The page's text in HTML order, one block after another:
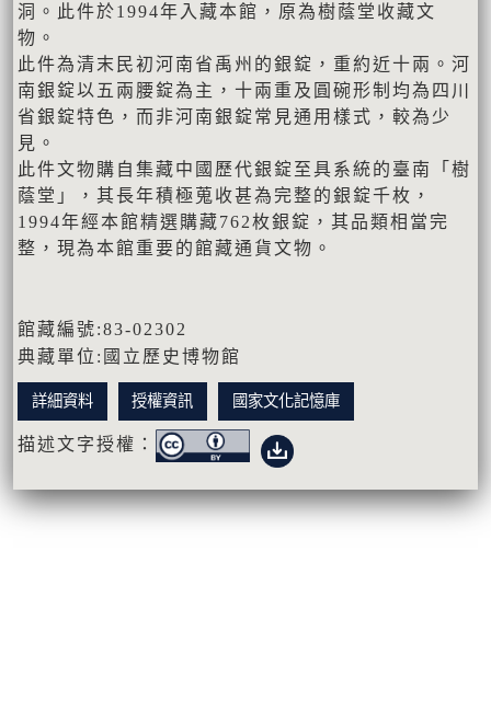
洞。此件於1994年入藏本館，原為樹蔭堂收藏文
物。
此件為清末民初河南省禹州的銀錠，重約近十兩。河
南銀錠以五兩腰錠為主，十兩重及圓碗形制均為四川
省銀錠特色，而非河南銀錠常見通用樣式，較為少
見。
此件文物購自集藏中國歷代銀錠至具系統的臺南「樹
蔭堂」，其長年積極蒐收甚為完整的銀錠千枚，
1994年經本館精選購藏762枚銀錠，其品類相當完
整，現為本館重要的館藏通貨文物。
館藏編號:83-02302
典藏單位:國立歷史博物館
詳細資料 授權資訊 國家文化記憶庫
描述文字授權：